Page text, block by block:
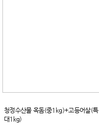
청정수산물 옥돔(중1kg)+고등어살(특
대1kg)